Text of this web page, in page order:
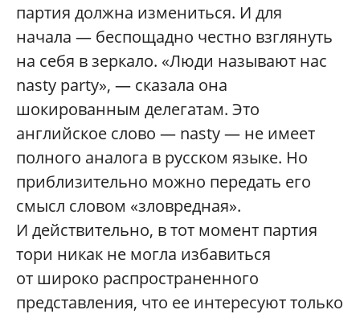
партия должна измениться. И для
начала — беспощадно честно взглянуть
на себя в зеркало. «Люди называют нас
nasty party», — сказала она
шокированным делегатам. Это
английское слово — nasty — не имеет
полного аналога в русском языке. Но
приблизительно можно передать его
смысл словом «зловредная».
И действительно, в тот момент партия
тори никак не могла избавиться
от широко распространенного
представления, что ее интересуют только